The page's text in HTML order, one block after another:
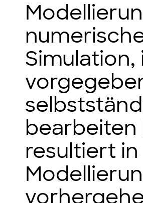
bearbeiten
resultiert